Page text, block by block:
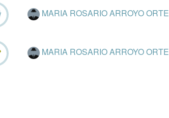
MARIA ROSARIO ARROYO
MARIA ROSARIO ARROYO